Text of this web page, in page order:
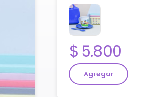
Precio:
5.800
Agregar